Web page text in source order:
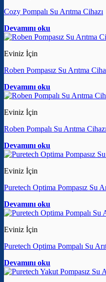
Cozy Pompalı Su Arıtma Cihazı
Devamını oku
Eviniz İçin
Roben Pompasız Su Arıtma
Devamını oku
Eviniz İçin
Roben Pompalı Su Arıtma
Devamını oku
Eviniz İçin
Puretech Optima Pompasız Su
Devamını oku
Eviniz İçin
Puretech Optima Pompalı Su
Devamını oku